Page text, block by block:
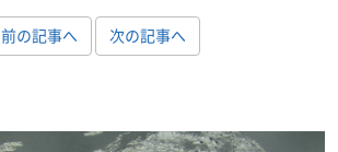
前の記事へ 次の記事へ